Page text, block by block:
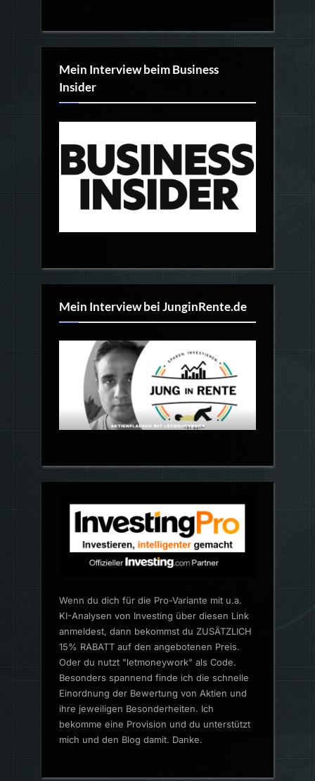
Mein Interview beim Business
Insider
Mein Interview bei JunginRente.de
Wenn du dich für die Pro-Variante mit u.a.
KI-Analysen von Investing über diesen Link
anmeldest, dann bekommst du ZUSÄTZLICH
15% RABATT auf den angebotenen Preis.
Oder du nutzt "letmoneywork" als Code.
Besonders spannend finde ich die schnelle
Einordnung der Bewertung von Aktien und
ihre jeweiligen Besonderheiten. Ich
bekomme eine Provision und du unterstützt
mich und den Blog damit. Danke.